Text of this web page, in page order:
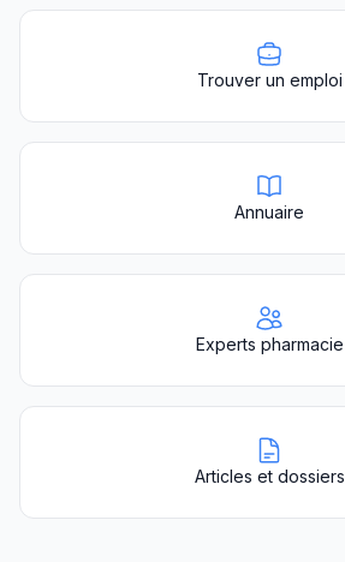
Trouver un emploi
Annuaire
Experts pharmacie
Articles et dossiers